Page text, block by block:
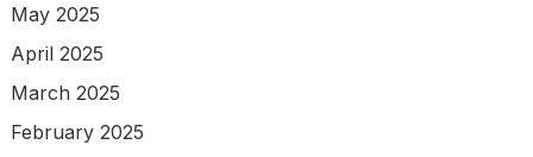
May 2025
April 2025
March 2025
February 2025